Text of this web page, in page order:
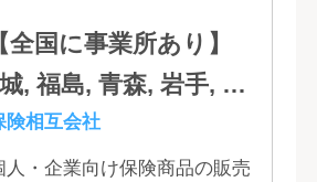
国に事業所あり】
, 福島, 青森, 岩手, 秋
京, 神奈川, 千葉, 埼
木, 群馬, 新潟, 石川,
険相互会社
人・企業向け保険商品の販売